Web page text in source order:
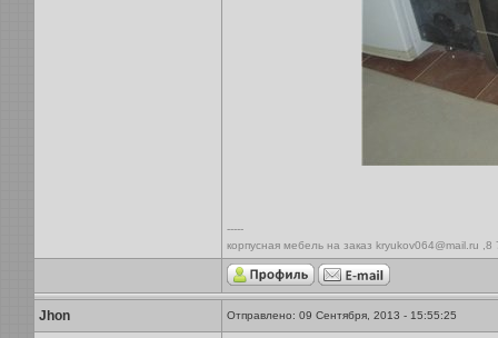
-----
корпусная мебель на заказ kryukov064@mail.ru
Jhon Отправлено: 09 Сентября, 2013 - 15:55:25